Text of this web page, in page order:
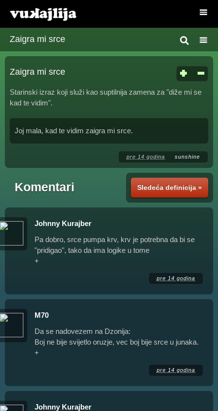
Zaigra mi srce
Zaigra mi srce
Starinski izraz koji služi kao suptilnija zamena za "diže mi se
kad te vidim".
Joj mala, kad te vidim zaigra mi srce.
pre 14 godina sunshine
Sledeća definicija »
Komentari
Johnny Kurajber
Pa dobro, srce pumpa krv, krv je potrebna da bi se
"pridigao", tako da ima logike u tome
+
pre 14 godina
M70
Da se nadovezem na Dzonija:
Boj ne bije svijetlo oruzje, vec boj bije srce u junaka.
+
pre 14 godina
Johnny Kurajber